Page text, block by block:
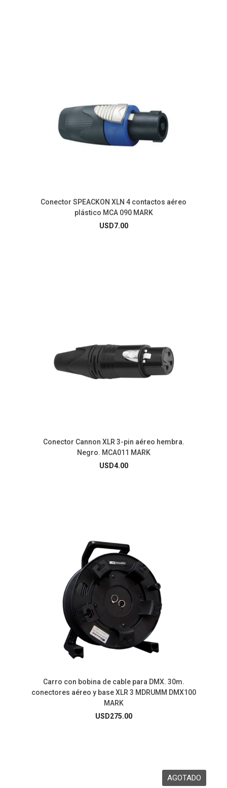
Conector SPEACKON XLN 4 contactos aéreo
plástico MCA 090 MARK
USD7.00
Conector Cannon XLR 3-pin aéreo hembra.
Negro. MCA011 MARK
USD4.00
Carro con bobina de cable para DMX. 30m.
conectores aéreo y base XLR 3 MDRUMM DMX100
MARK
USD275.00